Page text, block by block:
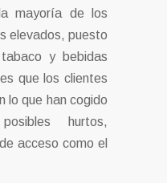
mayoría de los
elevados, puesto
y bebidas
que los clientes
lo que han cogido
hurtos,
acceso como el